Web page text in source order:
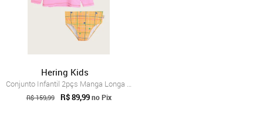
Hering Kids
Conjunto Infantil 2pçs Manga Longa Herin...
R$ 159,99 R$ 89,99 no Pix